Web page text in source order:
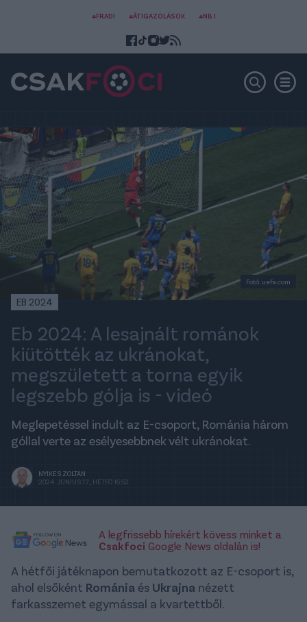
#FRADI #ÁTIGAZOLÁSOK #NB I
Fotó: uefa.com
EB 2024
Eb 2024: A lesajnált románok
kiütötték az ukránokat,
megszületett a torna egyik
legszebb gólja is - videó
Meglepetéssel indult az E-csoport, Románia három
góllal verte az esélyesebbnek vélt ukránokat.
NYIKES ZOLTÁN
2024. JÚNIUS 17., HÉTFŐ 16:52
A legfrissebb hírekért kövess minket a
Csakfoci Google News oldalán is!
A hétfői játéknapon bemutatkozott az E-csoport is,
ahol elsőként Romániaés Ukrajna nézett
farkasszemet egymással a kvartettből.